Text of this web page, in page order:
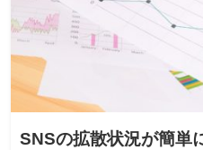
SNSの拡散状況が簡単